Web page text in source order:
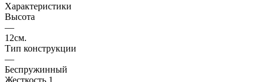
Характеристики
Высота
—
12см.
Тип конструкции
—
Беспружинный
Жесткость 1